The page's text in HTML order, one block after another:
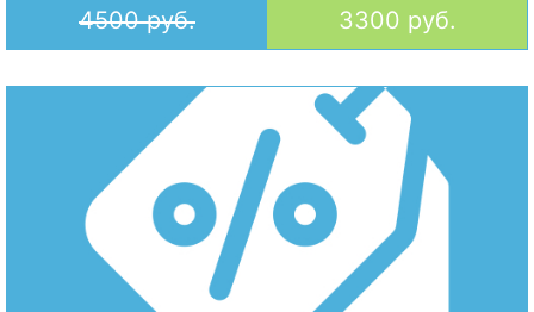
4500 руб. 3300 руб.